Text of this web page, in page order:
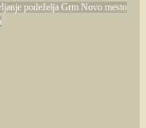
podeželja Grm Novo mesto